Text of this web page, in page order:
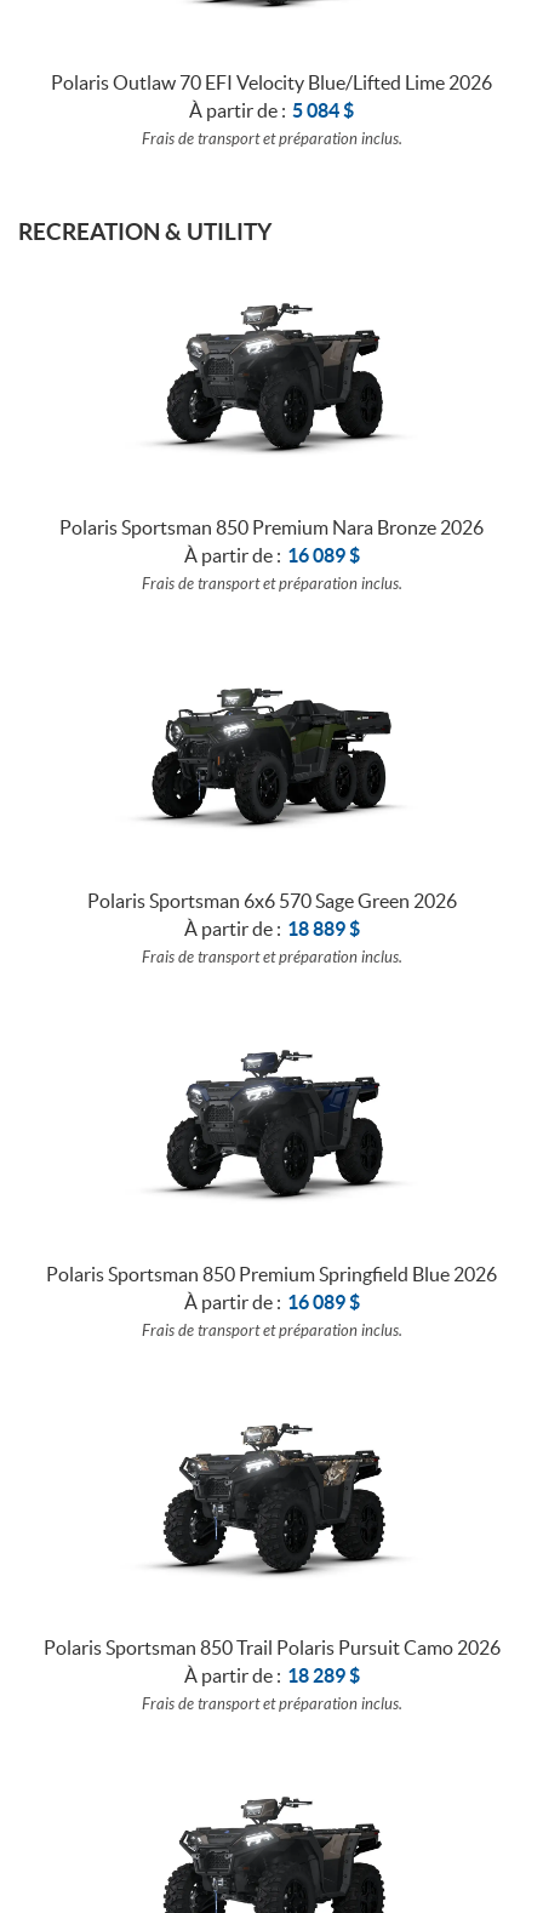
Polaris Outlaw 70 EFI Velocity Blue/Lifted Lime 2026
À partir de : 5 084$
Frais de transport et préparation inclus.
RECREATION & UTILITY
Polaris Sportsman 850 Premium Nara Bronze 2026
À partir de : 16 089$
Frais de transport et préparation inclus.
Polaris Sportsman 6x6 570 Sage Green 2026
À partir de : 18 889$
Frais de transport et préparation inclus.
Polaris Sportsman 850 Premium Springfield Blue 2026
À partir de : 16 089$
Frais de transport et préparation inclus.
Polaris Sportsman 850 Trail Polaris Pursuit Camo 2026
À partir de : 18 289$
Frais de transport et préparation inclus.